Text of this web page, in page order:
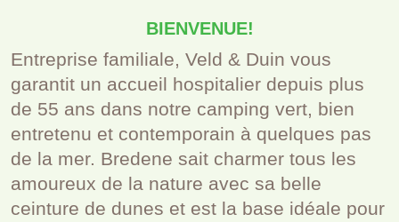
BIENVENUE!
Entreprise familiale, Veld & Duin vous
garantit un accueil hospitalier depuis plus
de 55 ans dans notre camping vert, bien
entretenu et contemporain à quelques pas
de la mer. Bredene sait charmer tous les
amoureux de la nature avec sa belle
ceinture de dunes et est la base idéale pour